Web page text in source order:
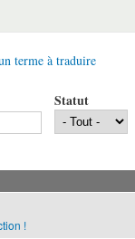
terme à traduire
Statut
!